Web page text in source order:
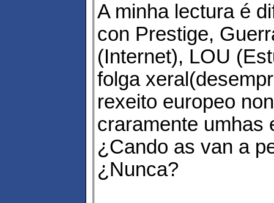
A minha lectura é
con Prestige,
(Internet), LOU
folga
rexeito europeo
craramente umhas
¿Cando as van a
¿Nunca?